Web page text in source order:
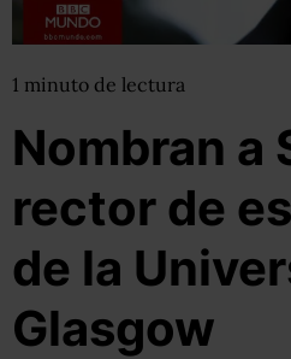
1 minuto de lectura
Nombran a
rector de
de la
Glasgow